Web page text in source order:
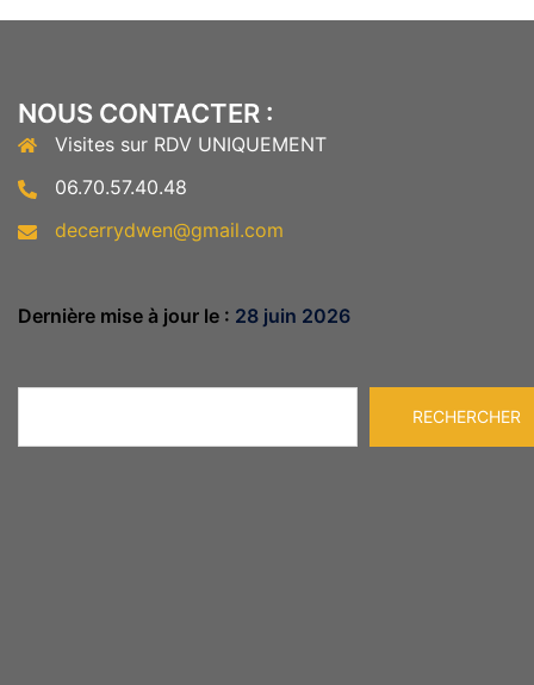
NOUS CONTACTER :
Visites sur RDV UNIQUEMENT
06.70.57.40.48
decerrydwen@gmail.com
Dernière mise à jour le : 28 juin 2026
RECHERCHER